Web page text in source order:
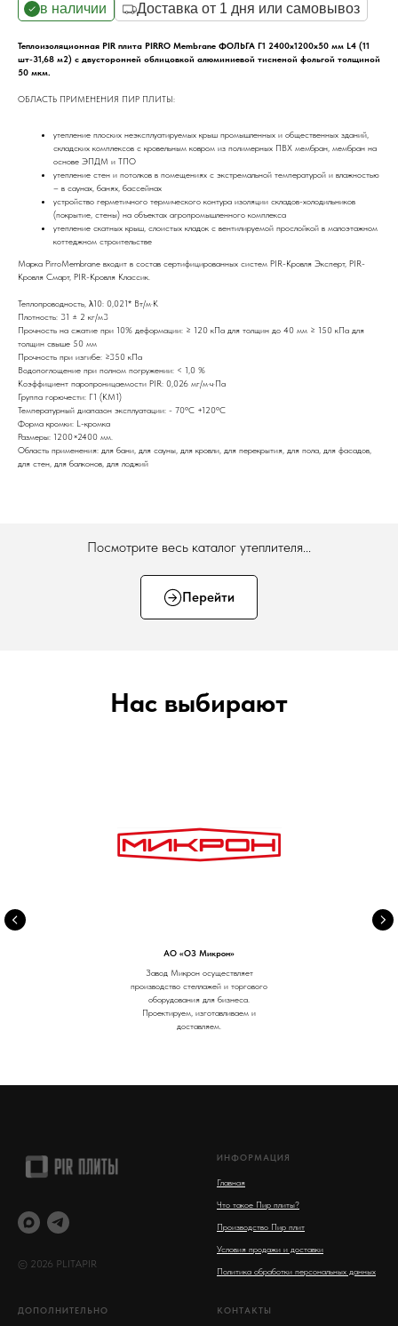
в наличии Доставка от 1 дня или самовывоз
Теплоизоляционная PIR плита PIRRO Membrane ФОЛЬГА Г1 2400х1200х50 мм L4 (11
шт-31,68 м2) с двусторонней облицовкой алюминиевой тисненой фольгой толщиной
50 мкм.
ОБЛАСТЬ ПРИМЕНЕНИЯ ПИР ПЛИТЫ:
утепление плоских неэксплуатируемых крыш промышленных и общественных зданий,
складских комплексов с кровельным ковром из полимерных ПВХ мембран, мембран на
основе ЭПДМ и ТПО
утепление стен и потолков в помещениях с экстремальной температурой и влажностью
– в саунах, банях, бассейнах
устройство герметичного термического контура изоляции складов-холодильников
(покрытие, стены) на объектах агропромышленного комплекса
утепление скатных крыш, слоистых кладок с вентилируемой прослойкой в малоэтажном
коттеджном строительстве
Марка PirroMembrane входит в состав сертифицированных систем PIR-Кровля Эксперт, PIR-
Кровля Смарт, PIR-Кровля Классик.
Теплопроводность, λ10: 0,021* Вт/м·К
Плотность: 31 ± 2 кг/м3
Прочность на сжатие при 10% деформации: ≥ 120 кПа для толщин до 40 мм ≥ 150 кПа для
толщин свыше 50 мм
Прочность при изгибе: ≥350 кПа
Водопоглощение при полном погружении: < 1,0 %
Коэффициент паропроницаемости PIR: 0,026 мг/м·ч·Па
Группа горючести: Г1 (КМ1)
Температурный диапазон эксплуатации: - 70ºC +120ºC
Форма кромки: L-кромка
Размеры: 1200×2400 мм.
Область применения: для бани, для сауны, для кровли, для перекрытия, для пола, для фасадов,
для стен, для балконов, для лоджий
Посмотрите весь каталог утеплителя...
Перейти
Нас выбирают
АО «ОЗ Микрон»
Завод Микрон осуществляет
производство стеллажей и торгового
оборудования для бизнеса.
Проектируем, изготавливаем и
доставляем.
© 2026 PLITAPIR
ИНФОРМАЦИЯ
Главная
Что такое Пир плиты?
Производство Пир плит
Условия продажи и доставки
Политика обработки персональных данных
ДОПОЛНИТЕЛЬНО КОНТАКТЫ